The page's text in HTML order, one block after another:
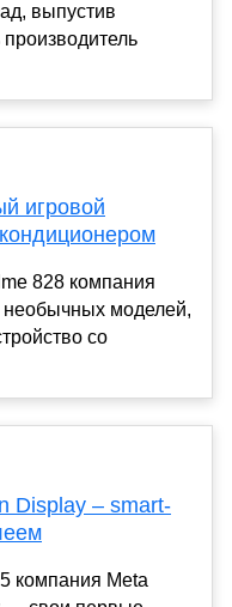
выпустив
игровой
828 компания
необычных моделей,
со
Display – smart-
компания Meta